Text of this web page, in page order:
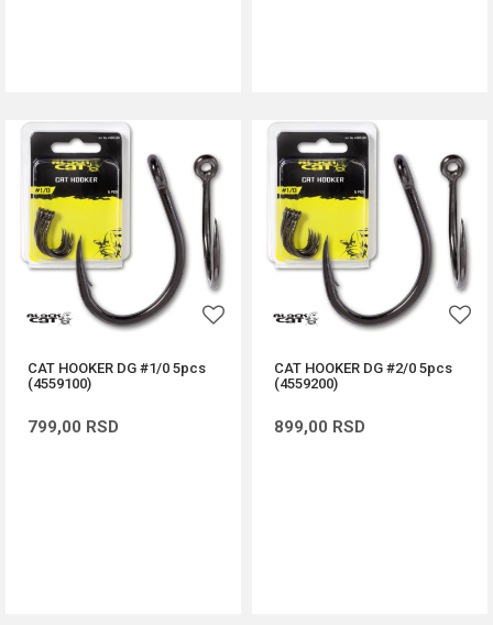
CAT HOOKER DG #1/0 5pcs
(4559100)
799,00 RSD
CAT HOOKER DG #2/0 5pcs
(4559200)
899,00 RSD